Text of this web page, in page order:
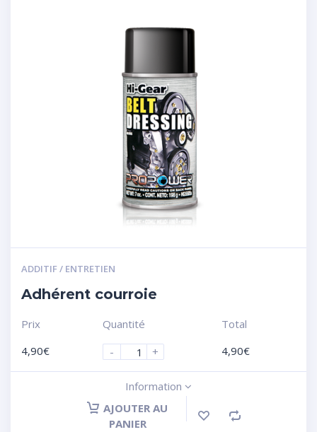
ADDITIF / ENTRETIEN
Adhérent courroie
Prix
4,90€
Quantité
-
+
Total
4,90€
Information
AJOUTER AU
PANIER